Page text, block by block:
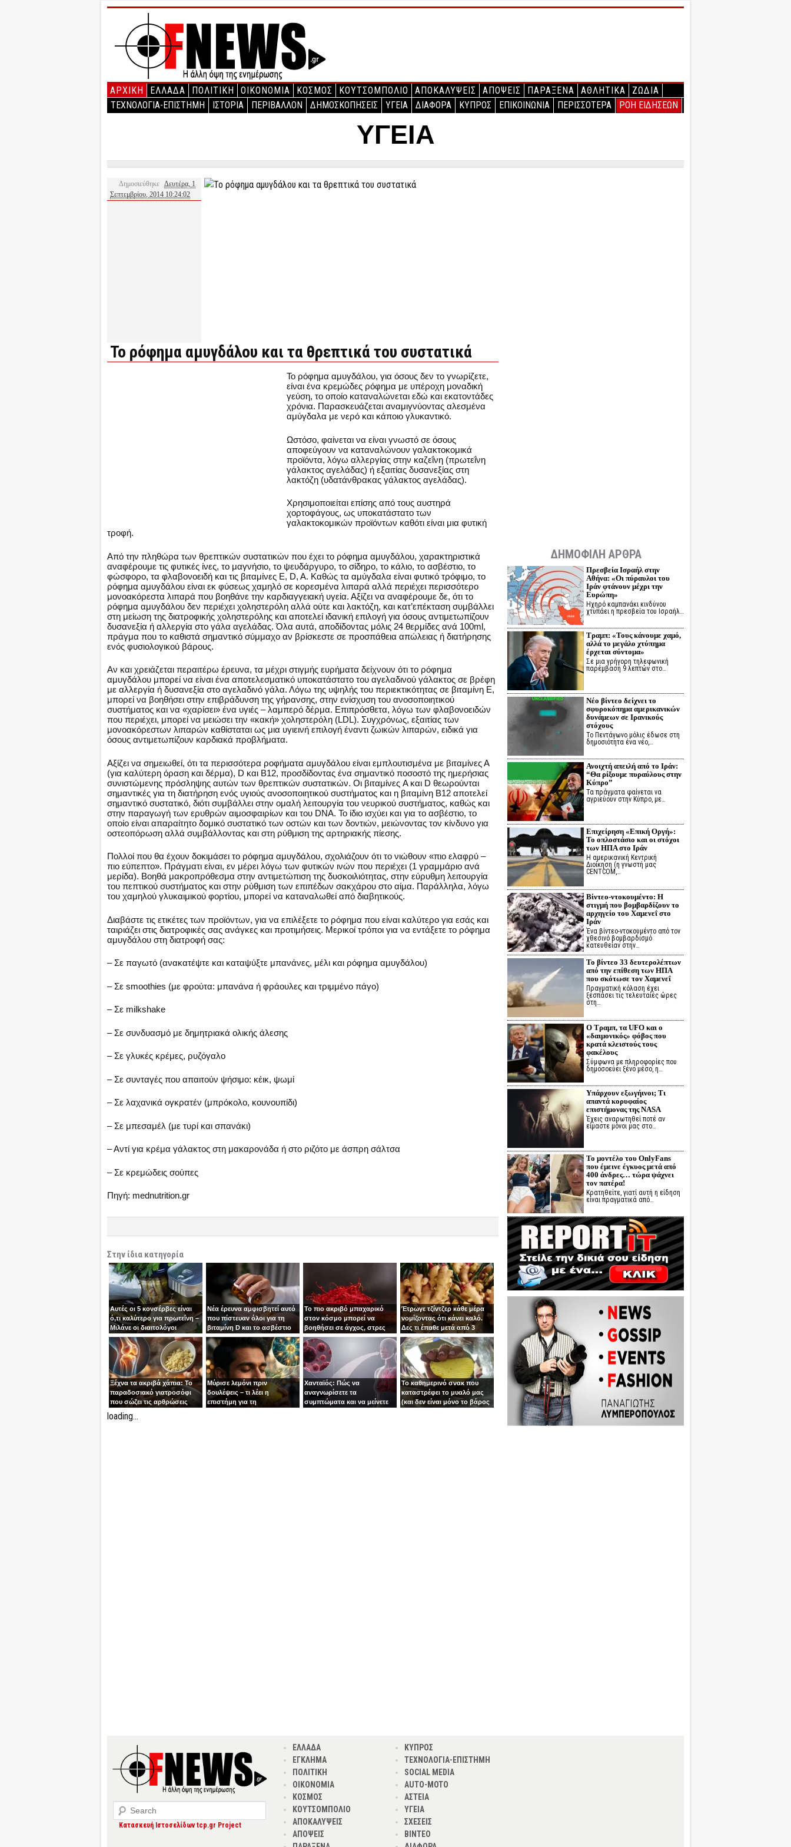
ΑΡΧΙΚΉ ΕΛΛΑΔΑ ΠΟΛΙΤΙΚΗ ΟΙΚΟΝΟΜΙΑ ΚΟΣΜΟΣ ΚΟΥΤΣΟΜΠΟΛΙΟ ΑΠΟΚΑΛΥΨΕΙΣ ΑΠΟΨΕΙΣ ΠΑΡΑΞΕΝΑ ΑΘΛΗΤΙΚΑ
ΖΩΔΙΑ
ΤΕΧΝΟΛΟΓΙΑ-ΕΠΙΣΤΗΜΗ
ΙΣΤΟΡΙΑ ΠΕΡΙΒΑΛΛΟΝ ΔΗΜΟΣΚΟΠΗΣΕΙΣ ΥΓΕΙΑ ΔΙΑΦΟΡΑ ΚΥΠΡΟΣ ΕΠΙΚΟΙΝΩΝΙΑ ΠΕΡΙΣΣΟΤΕΡΑ ΡΟΗ ΕΙΔΗΣΕΩΝ
ΥΓΕΙΑ
Δημοσιεύθηκε Δευτέρα, 1
Σεπτεμβρίου, 2014 10:24:02
Το ρόφημα αμυγδάλου και τα θρεπτικά του συστατικά
Το ρόφημα αμυγδάλου, για όσους δεν το γνωρίζετε,
είναι ένα κρεμώδες ρόφημα με υπέροχη μοναδική
γεύση, το οποίο καταναλώνεται εδώ και εκατοντάδες
χρόνια. Παρασκευάζεται αναμιγνύοντας αλεσμένα
αμύγδαλα με νερό και κάποιο γλυκαντικό.
Ωστόσο, φαίνεται να είναι γνωστό σε όσους
αποφεύγουν να καταναλώνουν γαλακτοκομικά
προϊόντα, λόγω αλλεργίας στην καζεΐνη (πρωτεΐνη
γάλακτος αγελάδας) ή εξαιτίας δυσανεξίας στη
λακτόζη (υδατάνθρακας γάλακτος αγελάδας).
Χρησιμοποιείται επίσης από τους αυστηρά
χορτοφάγους, ως υποκατάστατο των
γαλακτοκομικών προϊόντων καθότι είναι μια φυτική
τροφή.
Από την πληθώρα των θρεπτικών συστατικών που έχει το ρόφημα αμυγδάλου, χαρακτηριστικά
αναφέρουμε τις φυτικές ίνες, το μαγνήσιο, το ψευδάργυρο, το σίδηρο, το κάλιο, το ασβέστιο, το
φώσφορο, τα φλαβονοειδή και τις βιταμίνες Ε, D, A. Καθώς τα αμύγδαλα είναι φυτικό τρόφιμο, το
ρόφημα αμυγδάλου είναι εκ φύσεως χαμηλό σε κορεσμένα λιπαρά αλλά περιέχει περισσότερο
μονοακόρεστα λιπαρά που βοηθάνε την καρδιαγγειακή υγεία. Αξίζει να αναφέρουμε δε, ότι το
ρόφημα αμυγδάλου δεν περιέχει χοληστερόλη αλλά ούτε και λακτόζη, και κατ’επέκταση συμβάλλει
στη μείωση της διατροφικής χοληστερόλης και αποτελεί ιδανική επιλογή για όσους αντιμετωπίζουν
δυσανεξία ή αλλεργία στο γάλα αγελάδας. Όλα αυτά, αποδίδοντας μόλις 24 θερμίδες ανά 100ml,
πράγμα που το καθιστά σημαντικό σύμμαχο αν βρίσκεστε σε προσπάθεια απώλειας ή διατήρησης
ενός φυσιολογικού βάρους.
Αν και χρειάζεται περαιτέρω έρευνα, τα μέχρι στιγμής ευρήματα δείχνουν ότι το ρόφημα
αμυγδάλου μπορεί να είναι ένα αποτελεσματικό υποκατάστατο του αγελαδινού γάλακτος σε βρέφη
με αλλεργία ή δυσανεξία στο αγελαδινό γάλα. Λόγω της υψηλής του περιεκτικότητας σε βιταμίνη Ε,
μπορεί να βοηθήσει στην επιβράδυνση της γήρανσης, στην ενίσχυση του ανοσοποιητικού
συστήματος και να «χαρίσει» ένα υγιές – λαμπερό δέρμα. Επιπρόσθετα, λόγω των φλαβονοειδών
που περιέχει, μπορεί να μειώσει την «κακή» χοληστερόλη (LDL). Συγχρόνως, εξαιτίας των
μονοακόρεστων λιπαρών καθίσταται ως μια υγιεινή επιλογή έναντι ζωικών λιπαρών, ειδικά για
όσους αντιμετωπίζουν καρδιακά προβλήματα.
Αξίζει να σημειωθεί, ότι τα περισσότερα ροφήματα αμυγδάλου είναι εμπλουτισμένα με βιταμίνες Α
(για καλύτερη όραση και δέρμα), D και B12, προσδίδοντας ένα σημαντικό ποσοστό της ημερήσιας
συνιστώμενης πρόσληψης αυτών των θρεπτικών συστατικών. Οι βιταμίνες A και D θεωρούνται
σημαντικές για τη διατήρηση ενός υγιούς ανοσοποιητικού συστήματος και η βιταμίνη B12 αποτελεί
σημαντικό συστατικό, διότι συμβάλλει στην ομαλή λειτουργία του νευρικού συστήματος, καθώς και
στην παραγωγή των ερυθρών αιμοσφαιρίων και του DNA. Το ίδιο ισχύει και για το ασβέστιο, το
οποίο είναι απαραίτητο δομικό συστατικό των οστών και των δοντιών, μειώνοντας τον κίνδυνο για
οστεοπόρωση αλλά συμβάλλοντας και στη ρύθμιση της αρτηριακής πίεσης.
Πολλοί που θα έχουν δοκιμάσει το ρόφημα αμυγδάλου, σχολιάζουν ότι το νιώθουν «πιο ελαφρύ –
πιο εύπεπτο». Πράγματι είναι, εν μέρει λόγω των φυτικών ινών που περιέχει (1 γραμμάριο ανά
μερίδα). Βοηθά μακροπρόθεσμα στην αντιμετώπιση της δυσκοιλιότητας, στην εύρυθμη λειτουργία
του πεπτικού συστήματος και στην ρύθμιση των επιπέδων σακχάρου στο αίμα. Παράλληλα, λόγω
του χαμηλού γλυκαιμικού φορτίου, μπορεί να καταναλωθεί από διαβητικούς.
Διαβάστε τις ετικέτες των προϊόντων, για να επιλέξετε το ρόφημα που είναι καλύτερο για εσάς και
ταιριάζει στις διατροφικές σας ανάγκες και προτιμήσεις. Μερικοί τρόποι για να εντάξετε το ρόφημα
αμυγδάλου στη διατροφή σας:
– Σε παγωτό (ανακατέψτε και καταψύξτε μπανάνες, μέλι και ρόφημα αμυγδάλου)
– Σε smoothies (με φρούτα: μπανάνα ή φράουλες και τριμμένο πάγο)
– Σε milkshake
– Σε συνδυασμό με δημητριακά ολικής άλεσης
– Σε γλυκές κρέμες, ρυζόγαλο
– Σε συνταγές που απαιτούν ψήσιμο: κέικ, ψωμί
– Σε λαχανικά ογκρατέν (μπρόκολο, κουνουπίδι)
– Σε μπεσαμέλ (με τυρί και σπανάκι)
– Αντί για κρέμα γάλακτος στη μακαρονάδα ή στο ριζότο με άσπρη σάλτσα
– Σε κρεμώδεις σούπες
Πηγή: mednutrition.gr
Στην ίδια κατηγορία
Αυτές οι 5 κονσέρβες είναι
ό,τι καλύτερο για πρωτεΐνη –
Μιλάνε οι διαιτολόγοι
Νέα έρευνα αμφισβητεί αυτό
που πίστευαν όλοι για τη
βιταμίνη D και το ασβέστιο
Το πιο ακριβό μπαχαρικό
στον κόσμο μπορεί να
βοηθήσει σε άγχος, στρες
και κατάθλιψη
Έτρωγε τζίντζερ κάθε μέρα
νομίζοντας ότι κάνει καλό.
Δες τι έπαθε μετά από 3
μήνες!
Ξέχνα τα ακριβά χάπια: Το
παραδοσιακό γιατροσόφι
που σώζει τις αρθρώσεις
Μύρισε λεμόνι πριν
δουλέψεις – τι λέει η
επιστήμη για τη
Χανταϊός: Πώς να
αναγνωρίσετε τα
συμπτώματα και να μείνετε
Το καθημερινό σνακ που
καταστρέφει το μυαλό μας
(και δεν είναι μόνο το βάρος
loading...
ΔΗΜΟΦΙΛΗ ΑΡΘΡΑ
Πρεσβεία Ισραήλ στην
Αθήνα: «Οι πύραυλοι του
Ιράν φτάνουν μέχρι την
Ευρώπη»
Ηχηρό καμπανάκι κινδύνου
χτυπάει η πρεσβεία του Ισραήλ…
Τραμπ: «Τους κάνουμε χαμό,
αλλά το μεγάλο χτύπημα
έρχεται σύντομα»
Σε μια γρήγορη τηλεφωνική
παρέμβαση 9 λεπτών στο…
Νέο βίντεο δείχνει το
σφυροκόπημα αμερικανικών
δυνάμεων σε Ιρανικούς
στόχους
Το Πεντάγωνο μόλις έδωσε στη
δημοσιότητα ένα νέο,…
Ανοιχτή απειλή από το Ιράν:
“Θα ρίξουμε πυραύλους στην
Κύπρο”
Τα πράγματα φαίνεται να
αγριεύουν στην Κύπρο, με…
Επιχείρηση «Επική Οργή»:
Το οπλοστάσιο και οι στόχοι
των ΗΠΑ στο Ιράν
Η αμερικανική Κεντρική
Διοίκηση (η γνωστή μας
CENTCOM,…
Βίντεο-ντοκουμέντο: Η
στιγμή που βομβαρδίζουν το
αρχηγείο του Χαμενεΐ στο
Ιράν
Ένα βίντεο-ντοκουμέντο από τον
χθεσινό βομβαρδισμό
κατευθείαν στην…
Το βίντεο 33 δευτερολέπτων
από την επίθεση των ΗΠΑ
που σκότωσε τον Χαμενεΐ
Πραγματική κόλαση έχει
ξεσπάσει τις τελευταίες ώρες
στη…
Ο Τραμπ, τα UFO και ο
«δαιμονικός» φόβος που
κρατά κλειστούς τους
φακέλους
Σύμφωνα με πληροφορίες που
δημοσοεύει ξένο μέσο, η…
Υπάρχουν εξωγήινοι; Τι
απαντά κορυφαίος
επιστήμονας της NASA
Έχεις αναρωτηθεί ποτέ αν
είμαστε μόνοι μας στο…
Το μοντέλο του OnlyFans
που έμεινε έγκυος μετά από
400 άνδρες… τώρα ψάχνει
τον πατέρα!
Κρατηθείτε, γιατί αυτή η είδηση
είναι πραγματικά από…
Search
Κατασκευή Ιστοσελίδων tcp.gr Project
ΕΛΛΑΔΑ
ΕΓΚΛΗΜΑ
ΠΟΛΙΤΙΚΗ
ΟΙΚΟΝΟΜΙΑ
ΚΟΣΜΟΣ
ΚΟΥΤΣΟΜΠΟΛΙΟ
ΑΠΟΚΑΛΥΨΕΙΣ
ΑΠΟΨΕΙΣ
ΚΥΠΡΟΣ
ΤΕΧΝΟΛΟΓΙΑ-ΕΠΙΣΤΗΜΗ
SOCIAL MEDIA
AUTO-MOTO
ΑΣΤΕΙΑ
ΥΓΕΙΑ
ΣΧΕΣΕΙΣ
ΒΙΝΤΕΟ